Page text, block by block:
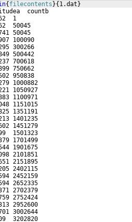
{ filecontents }{ 1.dat }
countb
1
50045
50045
100090
300266
500442
700618
750662
950838
1000882
1050927
1100971
1151015
1351191
1401235
1451279
1501323
1701499
1901675
2101851
2151895
2402115
2452159
2652335
2702379
2752424
2952600
3002644
3202820